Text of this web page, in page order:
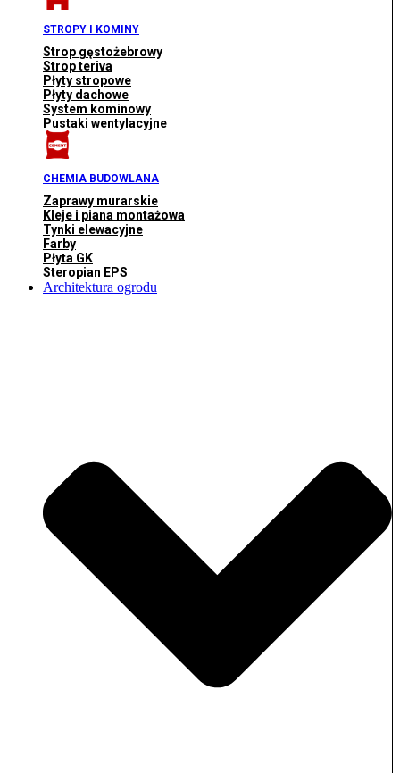
STROPY I KOMINY
Strop gęstożebrowy
Strop teriva
Płyty stropowe
Płyty dachowe
System kominowy
Pustaki wentylacyjne
CHEMIA BUDOWLANA
Zaprawy murarskie
Kleje i piana montażowa
Tynki elewacyjne
Farby
Płyta GK
Steropian EPS
Architektura ogrodu